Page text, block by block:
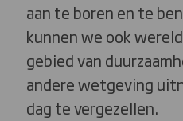
aan te boren en te
kunnen we ook
gebied van
andere wetgeving
dag te vergezellen.